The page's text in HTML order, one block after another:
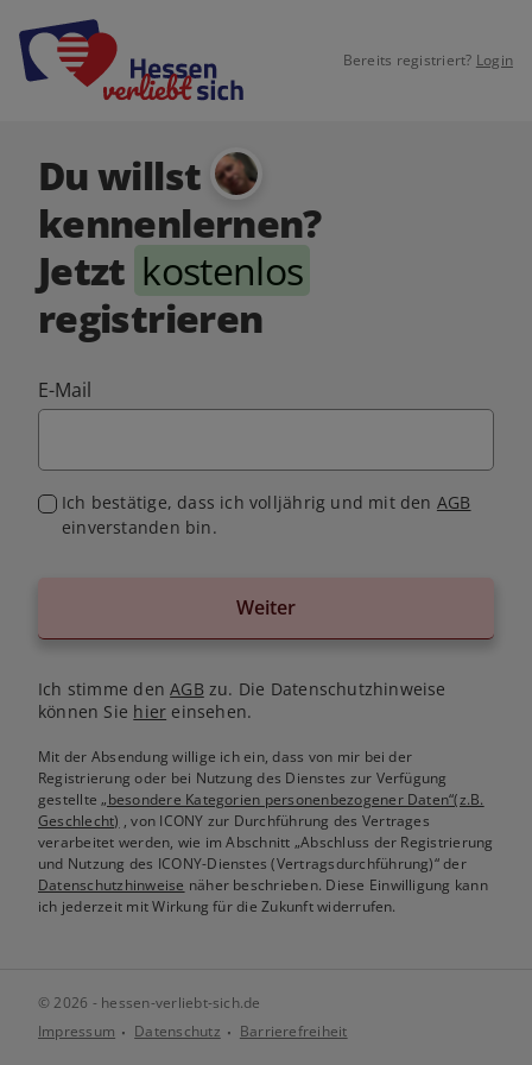
Bereits registriert? Login
Du willst
kennenlernen?
Jetzt kostenlos
registrieren
E-Mail
Ich bestätige, dass ich volljährig und mit den AGB
einverstanden bin.
Weiter
Ich stimme denAGB zu. Die Datenschutzhinweise
können Sie hier einsehen.
Mit der Absendung willige ich ein, dass von mir bei der
Registrierung oder bei Nutzung des Dienstes zur Verfügung
gestellte„besondere Kategorien personenbezogener Daten“(z.B.
Geschlecht) , von ICONY zur Durchführung des Vertrages
verarbeitet werden, wie im Abschnitt „Abschluss der Registrierung
und Nutzung des ICONY-Dienstes (Vertragsdurchführung)“ der
Datenschutzhinweise näher beschrieben. Diese Einwilligung kann
ich jederzeit mit Wirkung für die Zukunft widerrufen.
© 2026 - hessen-verliebt-sich.de
Impressum
Datenschutz Barrierefreiheit